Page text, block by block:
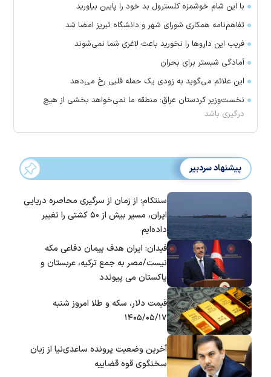
با این شام خوشمزه کلسترول بد خود را پایین بیاورید
تفاهم‌نامه همکاری شورای شهر و دانشگاه تبریز امضا شد
فریب این دارو‌ها را نخورید باعث لاغری شما نمی‌شوند
آمادگی شبستر برای بحران
این علائم می‌گوید به زودی یک حمله قلبی رخ می‌دهد
نخست‌وزیر کردستان عراق: منطقه ما نمی‌خواهد بخشی از هیچ
درگیری باشد
پیشنهاد سردبیر
سنتکام: از زمان از سرگیری محاصره دریایی
ایران، مسیر بیش از ۵۰ کشتی را تغییر
داده‌ایم
فیدان: ایران هدف پیمان دفاعی مکه
نیست/مصر به جمع ترکیه، عربستان و
پاکستان می پیوندد
قیمت دلار، سکه و طلا امروز شنبه
۱۴۰۵/۰۵/۱۷
آخرین وضعیت پرونده ساعدی‌نیا از زبان
سخنگوی قوه قضاییه